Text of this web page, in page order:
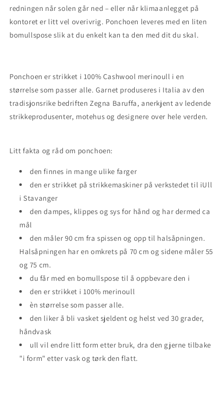
redningen når solen går ned – eller når klimaanlegget på
kontoret er litt vel overivrig. Ponchoen leveres med en liten
bomullspose slik at du enkelt kan ta den med dit du skal.
Ponchoen er strikket i 100% Cashwool merinoull i en
størrelse som passer alle.Garnet produseres i Italia av den
tradisjonsrike bedriften Zegna Baruffa, anerkjent av ledende
strikkeprodusenter, motehus og designere over hele verden.
Litt fakta og råd om ponchoen:
den finnes in mange ulike farger
den er strikket på strikkemaskiner på verkstedet til iUll
i Stavanger
den dampes, klippes og sys for hånd og har dermed ca
mål
den måler 90 cm fra spissen og opp til halsåpningen.
Halsåpningen har en omkrets på 70 cm og sidene måler 55
og 75 cm.
du får med en bomullspose til å oppbevare den i
den er strikket i 100% merinoull
èn størrelse som passer alle.
den liker å bli vasket sjeldent og helst ved 30 grader,
håndvask
ull vil endre litt form etter bruk, dra den gjerne tilbake
"i form" etter vask og tørk den flatt.